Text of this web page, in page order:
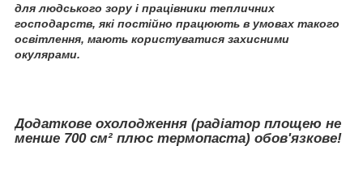
для людського зору і працівники тепличних
господарств, які постійно працюють в умовах такого
освітлення, мають користуватися захисними
окулярами.
Додаткове охолодження (радіатор площею не
менше 700 см² плюс термопаста) обов'язкове!